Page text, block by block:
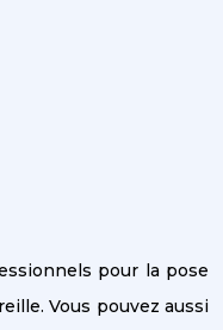
pour la pose
Vous pouvez aussi